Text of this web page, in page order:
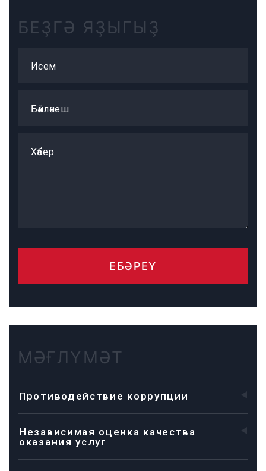
БЕҘГӘ ЯҘЫГЫҘ
Исем
Бәйләнеш
Хәбер
ЕБӘРЕҮ
МӘҒЛҮМӘТ
Противодействие коррупции
Независимая оценка качества
оказания услуг